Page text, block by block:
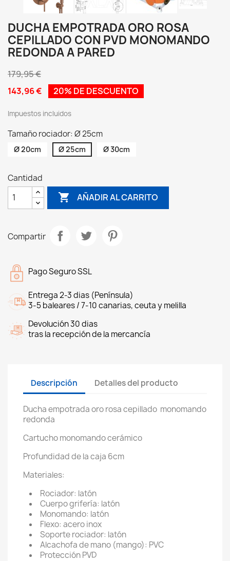
DUCHA EMPOTRADA ORO ROSA
CEPILLADO CON PVD MONOMANDO
REDONDA A PARED
179,95 €
143,96 €
20% DE DESCUENTO
Impuestos incluidos
Tamaño rociador: Ø 25cm
Ø 20cm Ø 25cm Ø 30cm
Cantidad
 AÑADIR AL CARRITO
Compartir
Pago Seguro SSL
Entrega 2-3 dias (Península)
3-5 baleares / 7-10 canarias, ceuta y melilla
Devolución 30 dias
tras la recepción de la mercancía
Descripción Detalles del producto
Ducha empotrada oro rosa cepillado monomando
redonda
Cartucho monomando cerámico
Profundidad de la caja 6cm
Materiales:
Rociador: latón
Cuerpo grifería: latón
Monomando: latón
Flexo: acero inox
Soporte rociador: latón
Alcachofa de mano (mango): PVC
Protección PVD